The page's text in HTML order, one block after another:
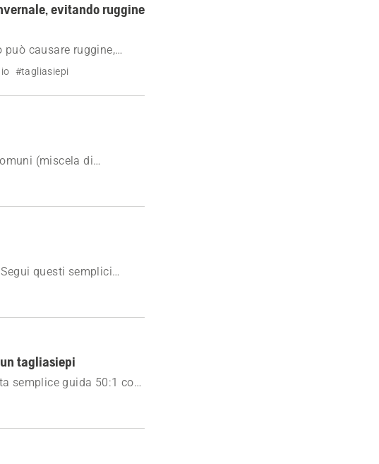
evitando ruggine
causare ruggine,
per proteggerlo
#tagliasiepi
(miscela di
risolvere il problema in
questi semplici
e una guida video.
tagliasiepi
semplice guida 50:1 con
il motore e ottenere